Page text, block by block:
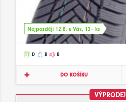
Nejpozději 12.8. u Vás, 12+ ks
D B B
DO KOŠÍKU
VÝPRODEJ